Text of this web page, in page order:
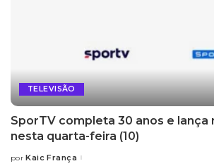
TELEVISÃO
SporTV completa 30 anos e lança
nesta quarta-feira (10)
Posted
por Kaic França